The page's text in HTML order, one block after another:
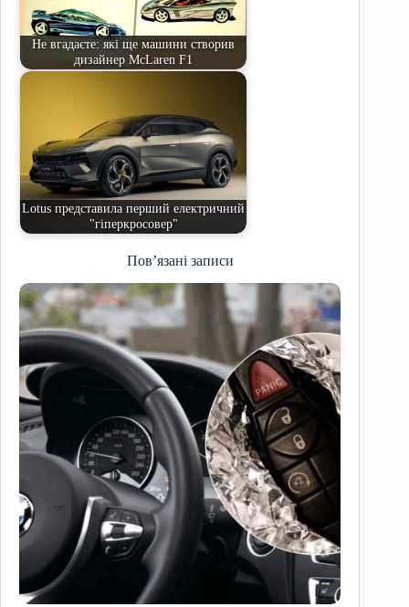
Не вгадаєте: які ще машини створив
дизайнер McLaren F1
Lotus представила перший електричний
"гіперкросовер"
Пов’язані записи